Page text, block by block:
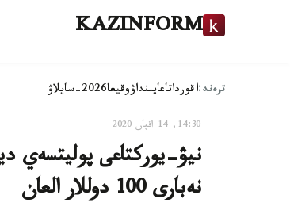
KAZINFORM
ترەند:اقورداتاعايىنداۋوقيعا2026-سايلاۋ
14:30, 14 اقپان 2020
نيۋ-يوركتاعى پوليتسەي
نەبارى 100 دوللار العان